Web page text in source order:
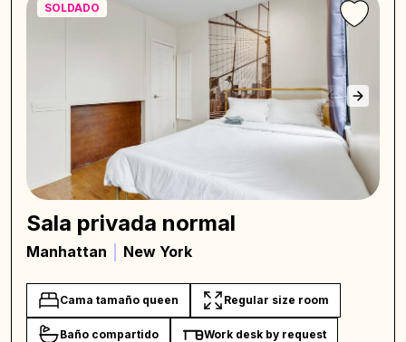
SOLDADO
Sala privada normal
Manhattan New York
Cama tamaño queen Regular size room
Baño compartido Work desk by request